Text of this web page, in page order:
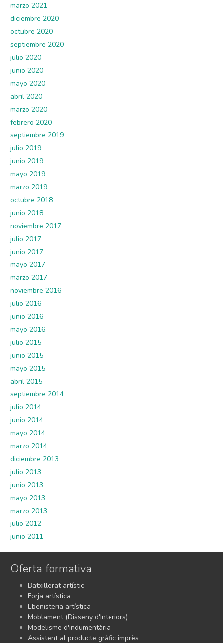
marzo 2021
diciembre 2020
octubre 2020
septiembre 2020
julio 2020
junio 2020
mayo 2020
abril 2020
marzo 2020
febrero 2020
septiembre 2019
julio 2019
junio 2019
mayo 2019
marzo 2019
octubre 2018
junio 2018
noviembre 2017
julio 2017
junio 2017
mayo 2017
marzo 2017
noviembre 2016
julio 2016
junio 2016
mayo 2016
julio 2015
junio 2015
mayo 2015
abril 2015
septiembre 2014
julio 2014
junio 2014
mayo 2014
marzo 2014
diciembre 2013
julio 2013
junio 2013
mayo 2013
marzo 2013
julio 2012
junio 2011
Oferta formativa
Batxillerat artístic
Forja artística
Ebenisteria artística
Moblament (Disseny d'Interiors)
Modelisme d'indumentària
Assistent al producte gràfic imprès